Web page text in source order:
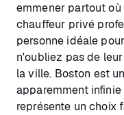
emmener partout
chauffeur privé
personne idéale
n'oubliez pas de
la ville. Boston est
apparemment
représente un choix